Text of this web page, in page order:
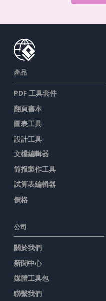
產品
PDF 工具套件
翻頁書本
圖表工具
設計工具
文檔編輯器
简报製作工具
試算表編輯器
價格
公司
關於我們
新聞中心
媒體工具包
聯繫我們